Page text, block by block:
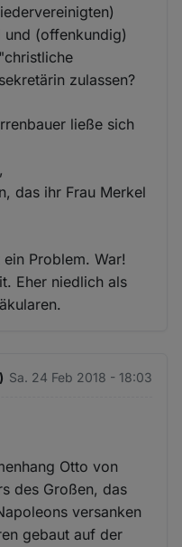
und (offenkundig)
zulassen?
ließe sich
das ihr Frau Merkel
Problem. War!
Eher niedlich als
Sa. 24 Feb 2018 - 18:03
Otto von
des Großen, das
versanken
gebaut auf der